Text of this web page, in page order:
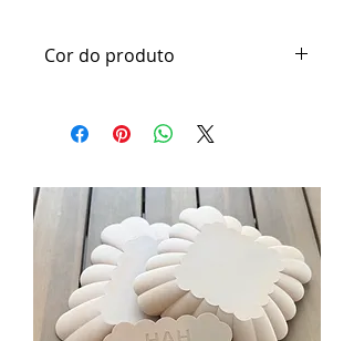
Cor do produto
confeccionadas em pla são feitos
em cores aleatorias e serão
disponível no dia.